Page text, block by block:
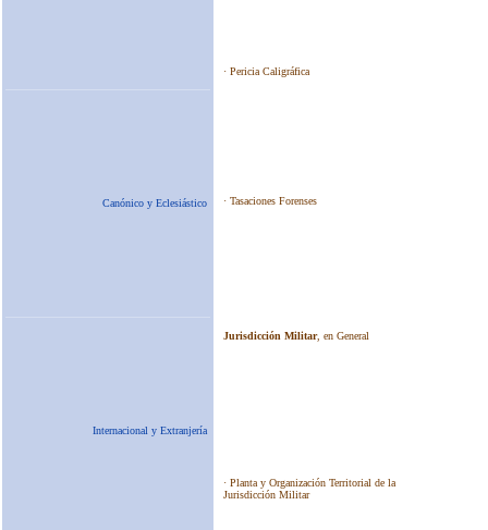
Canónico y Eclesiástico
Internacional y Extranjería